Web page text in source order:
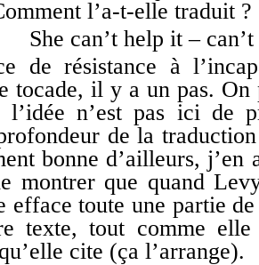
l’a-t-elle traduit ?
She can’t help it –
de résistance à
tocade, il y a un pas.
l’idée n’est pas ici de
de la
bonne d’ailleurs,
montrer que quand
efface toute une partie
texte, tout comme
cite (ça l’arrange).